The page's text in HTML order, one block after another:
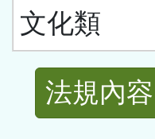
文化類
規
法規內容